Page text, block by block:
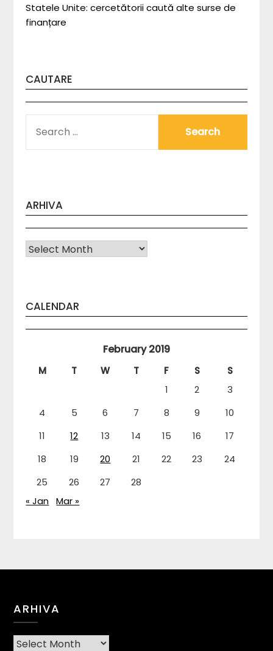
Statele Unite: cercetătorii caută alte surse de
finanțare
CAUTARE
FOR:
ARHIVA
Arhiva
CALENDAR
February 2019
M T W T F S
S
1
2
3
4
5 6 7 8 9
10
11
12 13 14 15 16
17
18
19 20 21 22 23
24
25
26 27
28
« Jan Mar »
ARHIVA
Arhiva